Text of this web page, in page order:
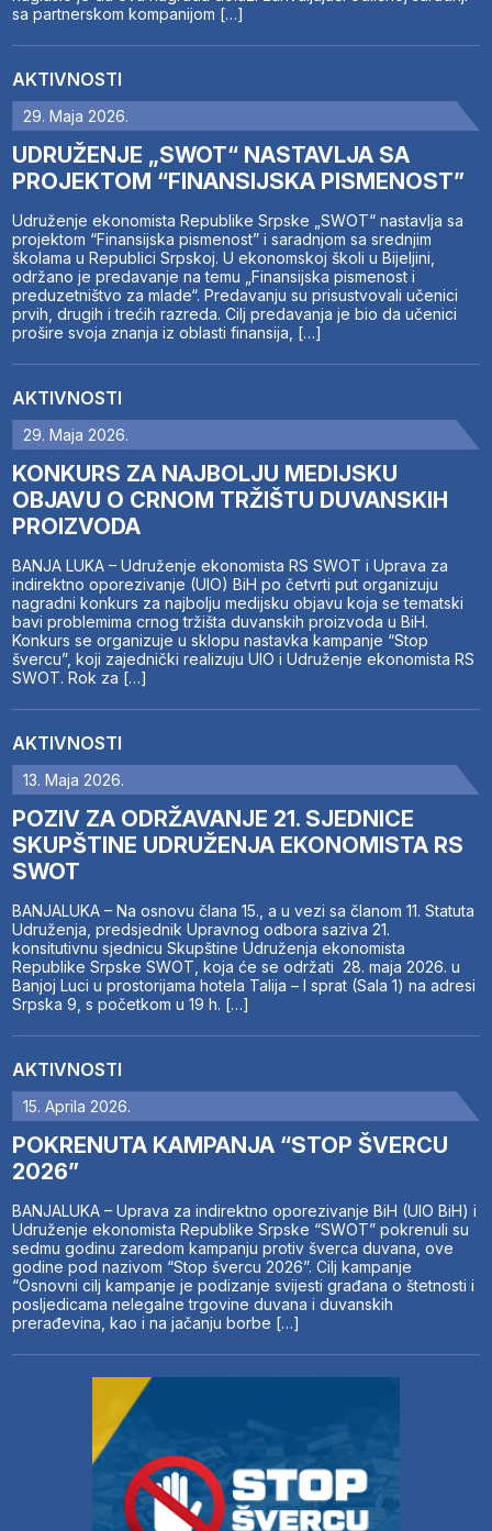
sa partnerskom kompanijom […]
AKTIVNOSTI
29. Maja 2026.
UDRUŽENJE „SWOT“ NASTAVLJA SA
PROJEKTOM “FINANSIJSKA PISMENOST”
Udruženje ekonomista Republike Srpske „SWOT“ nastavlja sa
projektom “Finansijska pismenost” i saradnjom sa srednjim
školama u Republici Srpskoj. U ekonomskoj školi u Bijeljini,
održano je predavanje na temu „Finansijska pismenost i
preduzetništvo za mlade“. Predavanju su prisustvovali učenici
prvih, drugih i trećih razreda. Cilj predavanja je bio da učenici
prošire svoja znanja iz oblasti finansija, […]
AKTIVNOSTI
29. Maja 2026.
KONKURS ZA NAJBOLJU MEDIJSKU
OBJAVU O CRNOM TRŽIŠTU DUVANSKIH
PROIZVODA
BANJA LUKA – Udruženje ekonomista RS SWOT i Uprava za
indirektno oporezivanje (UIO) BiH po četvrti put organizuju
nagradni konkurs za najbolju medijsku objavu koja se tematski
bavi problemima crnog tržišta duvanskih proizvoda u BiH.
Konkurs se organizuje u sklopu nastavka kampanje “Stop
švercu”, koji zajednički realizuju UIO i Udruženje ekonomista RS
SWOT. Rok za […]
AKTIVNOSTI
13. Maja 2026.
POZIV ZA ODRŽAVANJE 21. SJEDNICE
SKUPŠTINE UDRUŽENJA EKONOMISTA RS
SWOT
BANJALUKA – Na osnovu člana 15., a u vezi sa članom 11. Statuta
Udruženja, predsjednik Upravnog odbora saziva 21.
konsitutivnu sjednicu Skupštine Udruženja ekonomista
Republike Srpske SWOT, koja će se održati 28. maja 2026. u
Banjoj Luci u prostorijama hotela Talija – I sprat (Sala 1) na adresi
Srpska 9, s početkom u 19 h. […]
AKTIVNOSTI
15. Aprila 2026.
POKRENUTA KAMPANJA “STOP ŠVERCU
2026”
BANJALUKA – Uprava za indirektno oporezivanje BiH (UIO BiH) i
Udruženje ekonomista Republike Srpske “SWOT” pokrenuli su
sedmu godinu zaredom kampanju protiv šverca duvana, ove
godine pod nazivom “Stop švercu 2026”. Cilj kampanje
“Osnovni cilj kampanje je podizanje svijesti građana o štetnosti i
posljedicama nelegalne trgovine duvana i duvanskih
prerađevina, kao i na jačanju borbe […]